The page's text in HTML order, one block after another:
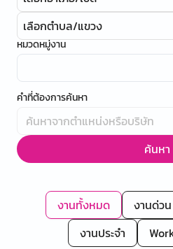
เลือกตำบล/แขวง
หมวดหมู่งาน
คำที่ต้องการค้นหา
ค้นหา
งานทั้งหมด งานด่วน
งานประจำ